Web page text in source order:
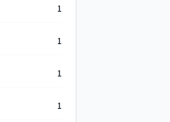
1
1
1
1